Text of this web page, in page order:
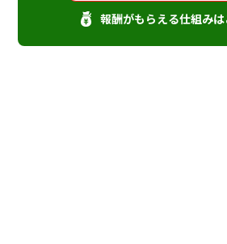
報酬がもらえる仕組みは